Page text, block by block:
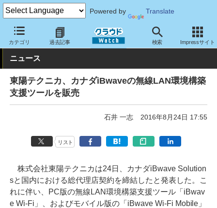
Powered by Translate
カテゴリ 過去記事 検索 Impressサイト
クラウド Watch ネットワーク ネットソフト
ニュース
東陽テクニカ、カナダiBwaveの無線LAN環境構築
支援ツールを販売
石井 一志 2016年8月24日 17:55
リスト
株式会社東陽テクニカは24日、カナダiBwave Solution
sと国内における総代理店契約を締結したと発表した。こ
れに伴い、PC版の無線LAN環境構築支援ツール「iBwav
e Wi-Fi」、およびモバイル版の「iBwave Wi-Fi Mobile」